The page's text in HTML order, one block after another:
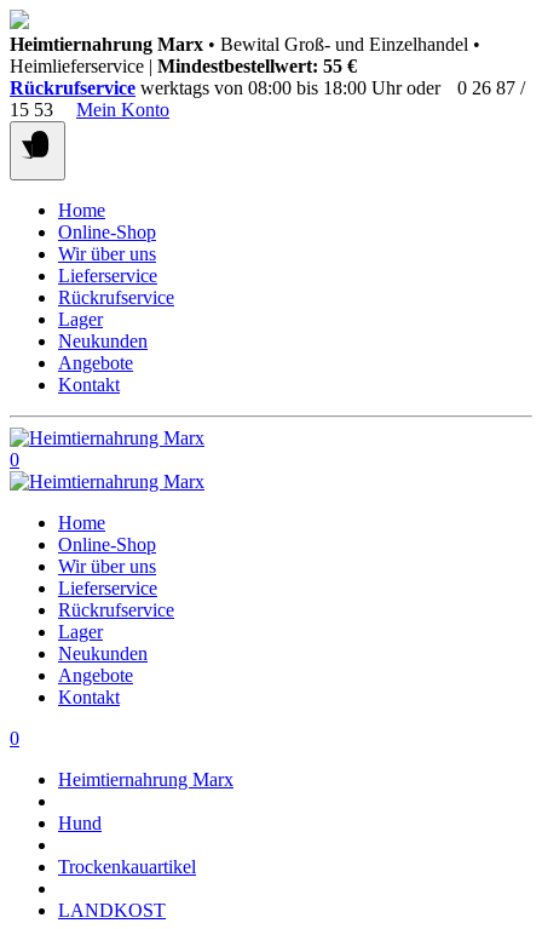
Springen
Sie
zum
Inhalt
Heimtiernahrung Marx • Bewital Groß- und Einzelhandel •
Heimlieferservice | Mindestbestellwert: 55 €
Rückrufservice werktags von 08:00 bis 18:00 Uhr oder
0 26 87 /
15 53
Mein Konto
Home
Online-Shop
Wir über uns
Lieferservice
Rückrufservice
Lager
Neukunden
Angebote
Kontakt
0
Home
Online-Shop
Wir über uns
Lieferservice
Rückrufservice
Lager
Neukunden
Angebote
Kontakt
0
Heimtiernahrung Marx
Hund
Trockenkauartikel
LANDKOST